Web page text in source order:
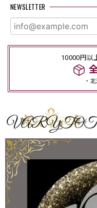
NEWSLETTER
10000円以
・